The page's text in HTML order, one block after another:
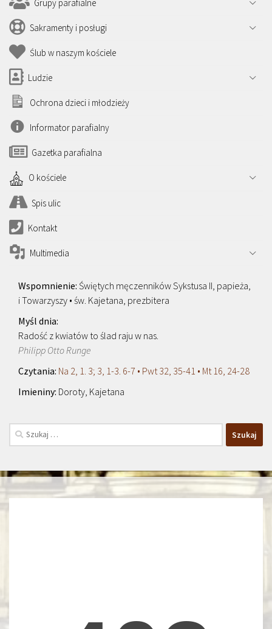
Grupy parafialne
Sakramenty i posługi
Ślub w naszym kościele
Ludzie
Ochrona dzieci i młodzieży
Informator parafialny
Gazetka parafialna
O kościele
Spis ulic
Kontakt
Multimedia
Świętych męczenników Sykstusa II, papieża,
i Towarzyszy • św. Kajetana, prezbitera
Radość z kwiatów to ślad raju w nas.
Philipp Otto Runge
Na 2, 1. 3; 3, 1-3. 6-7 • Pwt 32, 35-41 • Mt 16, 24-28
Doroty, Kajetana
Szukaj: